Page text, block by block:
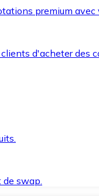
premium
d'acheter des
de swap.